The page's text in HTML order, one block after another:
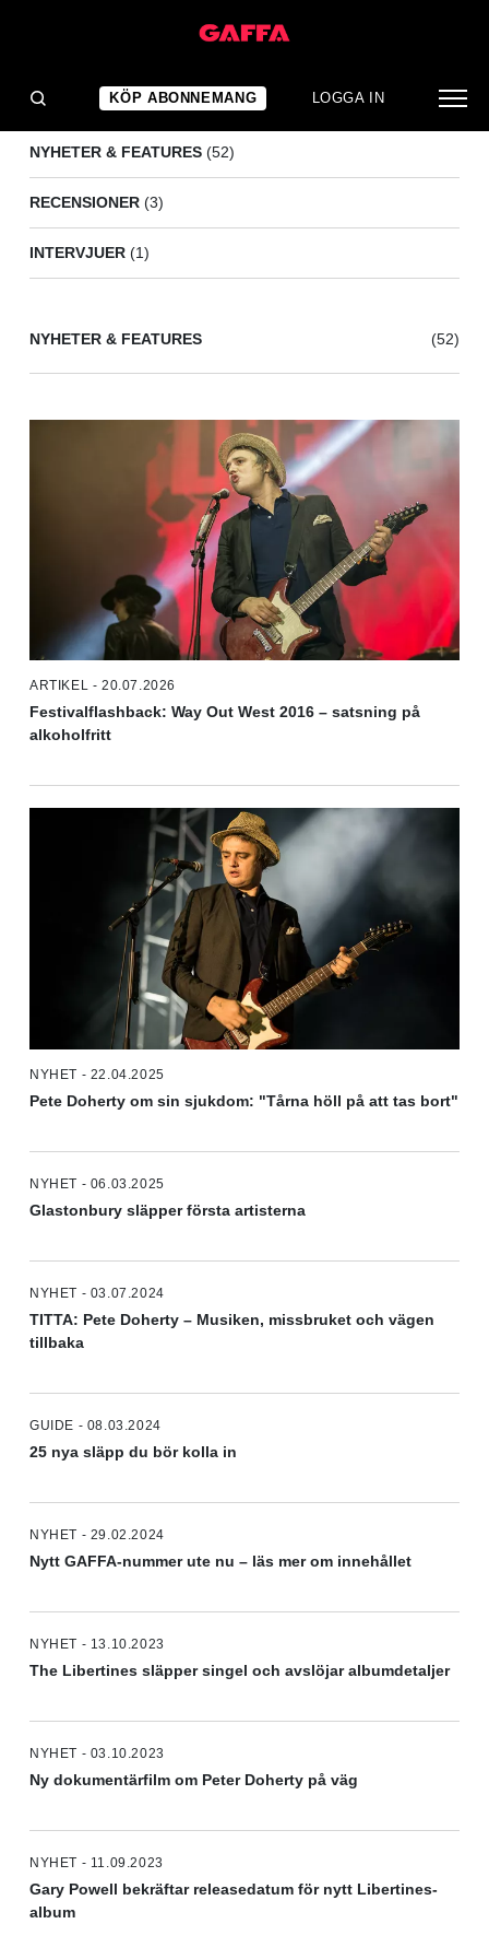
KÖP ABONNEMANG LOGGA IN
NYHETER & FEATURES (52)
RECENSIONER (3)
INTERVJUER (1)
NYHETER & FEATURES (52)
ARTIKEL - 20.07.2026
Festivalflashback: Way Out West 2016 – satsning på
alkoholfritt
NYHET - 22.04.2025
Pete Doherty om sin sjukdom: "Tårna höll på att tas bort"
NYHET - 06.03.2025
Glastonbury släpper första artisterna
NYHET - 03.07.2024
TITTA: Pete Doherty – Musiken, missbruket och vägen
tillbaka
GUIDE - 08.03.2024
25 nya släpp du bör kolla in
NYHET - 29.02.2024
Nytt GAFFA-nummer ute nu – läs mer om innehållet
NYHET - 13.10.2023
The Libertines släpper singel och avslöjar albumdetaljer
NYHET - 03.10.2023
Ny dokumentärfilm om Peter Doherty på väg
NYHET - 11.09.2023
Gary Powell bekräftar releasedatum för nytt Libertines-
album